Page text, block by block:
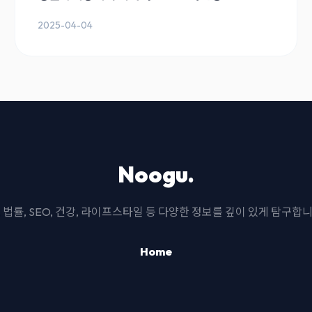
2025-04-04
Noogu.
법률, SEO, 건강, 라이프스타일 등 다양한 정보를 깊이 있게 탐구합
Home